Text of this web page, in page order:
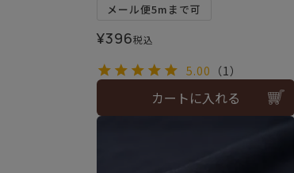
メール便5mまで可
¥396税込
5.00 （1）
カートに入れる